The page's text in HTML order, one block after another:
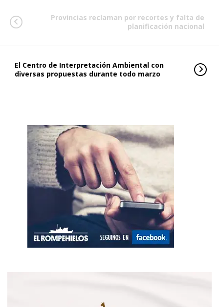
Provincias reclaman por recortes y falta de
planificación nacional
El Centro de Interpretación Ambiental con
diversas propuestas durante todo marzo